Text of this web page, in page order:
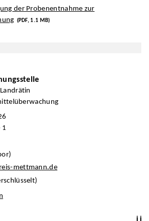
der Probenentnahme zur
(PDF, 1.1 MB)
1
mettmann.de